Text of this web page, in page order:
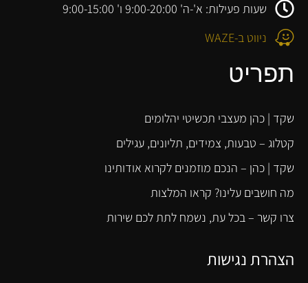
שעות פעילות: א'-ה' 9:00-20:00 ו' 9:00-15:00
ניווט ב-WAZE
תפריט
שקד | כהן מעצבי תכשיטי יהלומים
קטלוג – טבעות, צמידים, תליונים, עגילים
שקד | כהן – הנכם מוזמנים לקרוא אודותינו
מה חושבים עלינו? קראו המלצות
צרו קשר – בכל עת, נשמח לתת לכם שירות
הצהרת נגישות